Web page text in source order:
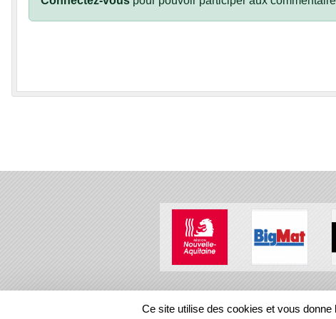
REGIONS
Ce site utilise des cookies et vous